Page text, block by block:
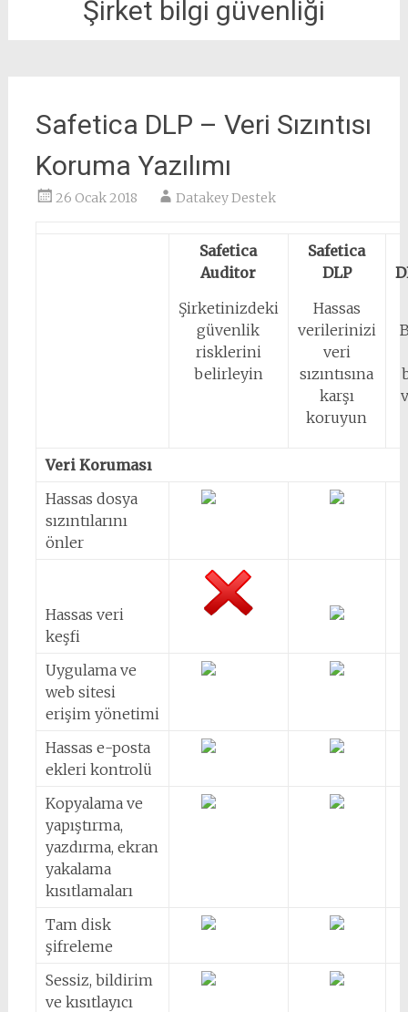
Şirket bilgi güvenliği
Safetica DLP – Veri Sızıntısı
Koruma Yazılımı
26 Ocak 2018 Datakey Destek
Safetica
Auditor
Şirketinizdeki
güvenlik
risklerini
belirleyin
Safetica
DLP
Hassas
verilerinizi
veri
sızıntısına
karşı
koruyun
Veri Koruması
Hassas dosya
sızıntılarını
önler
Hassas veri
keşfi
Uygulama ve
web sitesi
erişim yönetimi
Hassas e-posta
ekleri kontrolü
Kopyalama ve
yapıştırma,
yazdırma, ekran
yakalama
kısıtlamaları
Tam disk
şifreleme
Sessiz, bildirim
ve kısıtlayıcı